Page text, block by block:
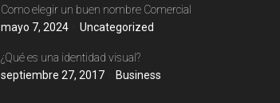
Como elegir un buen nombre Comercial
mayo 7, 2024
Uncategorized
¿Qué es una identidad visual?
septiembre 27, 2017
Business